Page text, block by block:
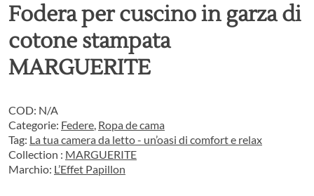
Fodera per cuscino in garza di
cotone stampata
MARGUERITE
COD: N/A
Categorie: Federe, Ropa de cama
Tag: La tua camera da letto - un’oasi di comfort e relax
Collection : MARGUERITE
Marchio: L’Effet Papillon